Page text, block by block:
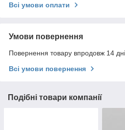
Всі умови оплати
Умови повернення
Повернення товару впродовж 14
Всі умови повернення
Подібні товари компанії